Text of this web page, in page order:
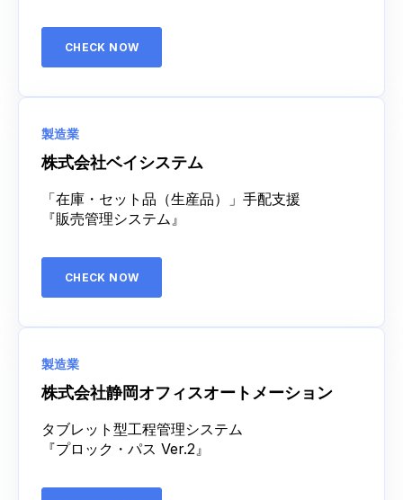
CHECK NOW
製造業
株式会社ベイシステム
「在庫・セット品（生産品）」手配支援
『販売管理システム』
CHECK NOW
製造業
株式会社静岡オフィスオートメーション
タブレット型工程管理システム
『プロック・パス Ver.2』